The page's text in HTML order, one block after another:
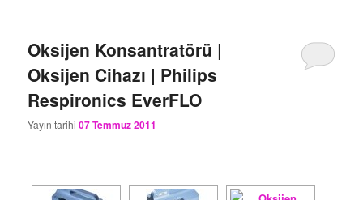
Oksijen Konsantratörü |
Oksijen Cihazı | Philips
Respironics EverFLO
Yayın tarihi07 Temmuz 2011